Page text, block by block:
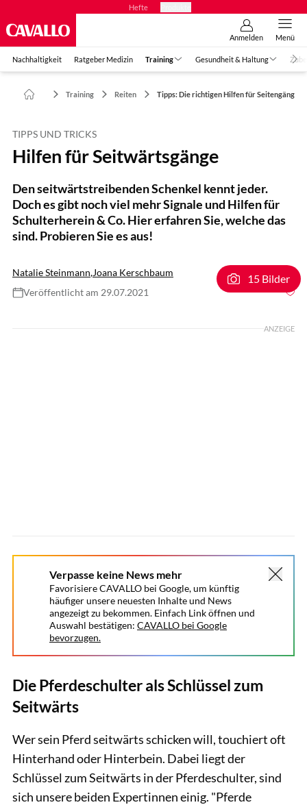
Hefte
Anmelden Menü
Nachhaltigkeit Ratgeber Medizin Training Gesundheit & Haltung
Training Reiten Tipps: Die richtigen Hilfen für Seitengänge
TIPPS UND TRICKS
Hilfen für Seitwärtsgänge
Den seitwärtstreibenden Schenkel kennt jeder.
Doch es gibt noch viel mehr Signale und Hilfen für
Schulterherein & Co. Hier erfahren Sie, welche das
sind. Probieren Sie es aus!
Natalie Steinmann,Joana Kerschbaum
Veröffentlicht am 29.07.2021
15 Bilder
ANZEIGE
Verpasse keine News mehr
Favorisiere CAVALLO bei Google, um künftig
häufiger unsere neuesten Inhalte und News
angezeigt zu bekommen. Einfach Link öffnen und
Auswahl bestätigen: CAVALLO bei Google
bevorzugen.
Die Pferdeschulter als Schlüssel zum
Seitwärts
Wer sein Pferd seitwärts schicken will, touchiert oft
Hinterhand oder Hinterbein. Dabei liegt der
Schlüssel zum Seitwärts in der Pferdeschulter, sind
sich unsere beiden Expertinnen einig. "Pferde